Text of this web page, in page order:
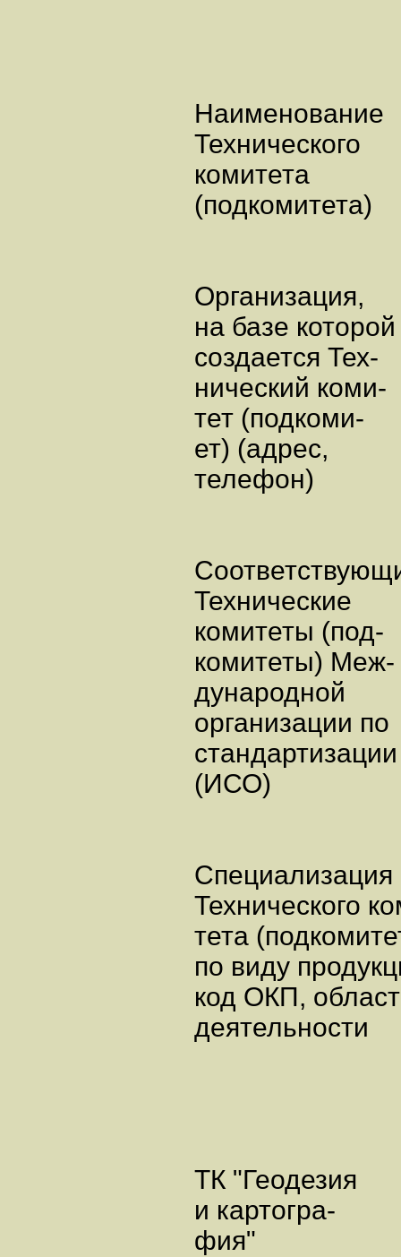
Наименование
Технического
комитета
(подкомитета)
Организация,
на базе которой
создается Тех-
нический коми-
тет (подкоми-
ет) (адрес,
телефон)
Технические
комитеты (под-
комитеты) Меж-
дународной
организации по
стандартизации
(ИСО)
Технического
тета
по виду
код ОКП,
деятельности
ТК "Геодезия
и картогра-
фия"